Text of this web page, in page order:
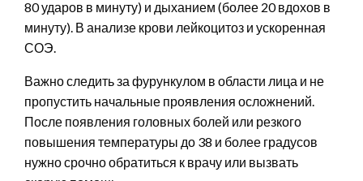
80 ударов в минуту) и дыханием (более 20 вдохов в
минуту). В анализе крови лейкоцитоз и ускоренная
СОЭ.
Важно следить за фурункулом в области лица и не
пропустить начальные проявления осложнений.
После появления головных болей или резкого
повышения температуры до 38 и более градусов
нужно срочно обратиться к врачу или вызвать